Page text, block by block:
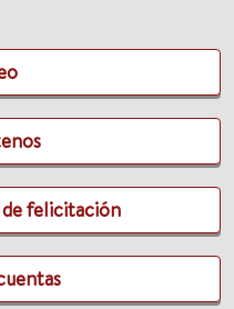
felicitación